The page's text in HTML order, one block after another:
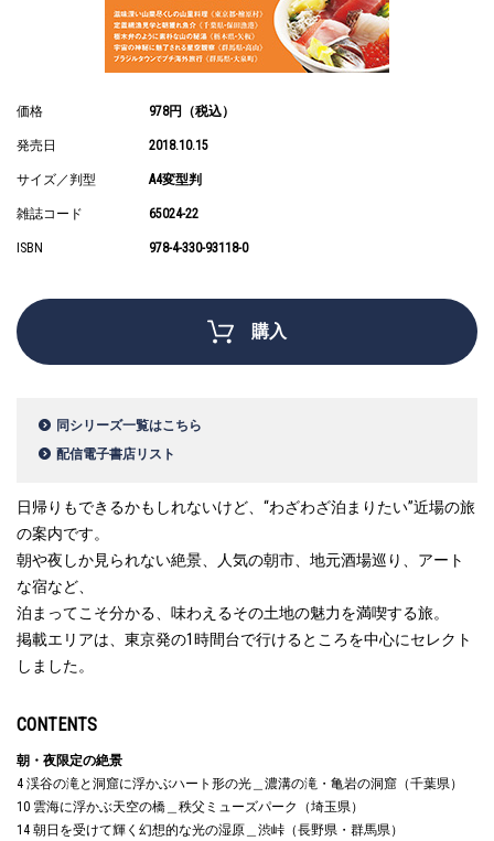
価格 978円（税込）
発売日 2018.10.15
サイズ／判型 A4変型判
雑誌コード 65024-22
ISBN 978-4-330-93118-0
購入
同シリーズ一覧はこちら
配信電子書店リスト
日帰りもできるかもしれないけど、“わざわざ泊まりたい”近場の旅
の案内です。
朝や夜しか見られない絶景、人気の朝市、地元酒場巡り、アート
な宿など、
泊まってこそ分かる、味わえるその土地の魅力を満喫する旅。
掲載エリアは、東京発の1時間台で行けるところを中心にセレクト
しました。
CONTENTS
朝・夜限定の絶景
4 渓谷の滝と洞窟に浮かぶハート形の光＿濃溝の滝・亀岩の洞窟（千葉県）
10 雲海に浮かぶ天空の橋＿秩父ミューズパーク（埼玉県）
14 朝日を受けて輝く幻想的な光の湿原＿渋峠（長野県・群馬県）